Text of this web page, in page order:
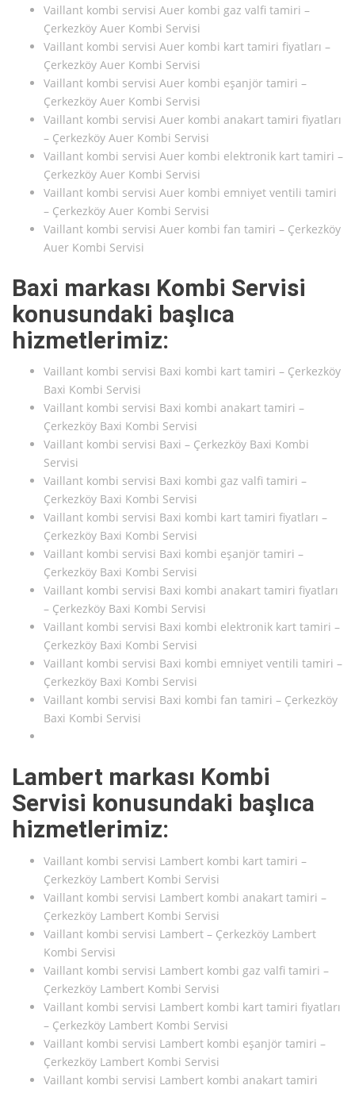
Vaillant kombi servisi Auer kombi gaz valfi tamiri –
Çerkezköy Auer Kombi Servisi
Vaillant kombi servisi Auer kombi kart tamiri fiyatları –
Çerkezköy Auer Kombi Servisi
Vaillant kombi servisi Auer kombi eşanjör tamiri –
Çerkezköy Auer Kombi Servisi
Vaillant kombi servisi Auer kombi anakart tamiri fiyatları
– Çerkezköy Auer Kombi Servisi
Vaillant kombi servisi Auer kombi elektronik kart tamiri –
Çerkezköy Auer Kombi Servisi
Vaillant kombi servisi Auer kombi emniyet ventili tamiri
– Çerkezköy Auer Kombi Servisi
Vaillant kombi servisi Auer kombi fan tamiri – Çerkezköy
Auer Kombi Servisi
Baxi markası Kombi Servisi
konusundaki başlıca
hizmetlerimiz:
Vaillant kombi servisi Baxi kombi kart tamiri – Çerkezköy
Baxi Kombi Servisi
Vaillant kombi servisi Baxi kombi anakart tamiri –
Çerkezköy Baxi Kombi Servisi
Vaillant kombi servisi Baxi – Çerkezköy Baxi Kombi
Servisi
Vaillant kombi servisi Baxi kombi gaz valfi tamiri –
Çerkezköy Baxi Kombi Servisi
Vaillant kombi servisi Baxi kombi kart tamiri fiyatları –
Çerkezköy Baxi Kombi Servisi
Vaillant kombi servisi Baxi kombi eşanjör tamiri –
Çerkezköy Baxi Kombi Servisi
Vaillant kombi servisi Baxi kombi anakart tamiri fiyatları
– Çerkezköy Baxi Kombi Servisi
Vaillant kombi servisi Baxi kombi elektronik kart tamiri –
Çerkezköy Baxi Kombi Servisi
Vaillant kombi servisi Baxi kombi emniyet ventili tamiri –
Çerkezköy Baxi Kombi Servisi
Vaillant kombi servisi Baxi kombi fan tamiri – Çerkezköy
Baxi Kombi Servisi
Lambert markası Kombi
Servisi konusundaki başlıca
hizmetlerimiz:
Vaillant kombi servisi Lambert kombi kart tamiri –
Çerkezköy Lambert Kombi Servisi
Vaillant kombi servisi Lambert kombi anakart tamiri –
Çerkezköy Lambert Kombi Servisi
Vaillant kombi servisi Lambert – Çerkezköy Lambert
Kombi Servisi
Vaillant kombi servisi Lambert kombi gaz valfi tamiri –
Çerkezköy Lambert Kombi Servisi
Vaillant kombi servisi Lambert kombi kart tamiri fiyatları
– Çerkezköy Lambert Kombi Servisi
Vaillant kombi servisi Lambert kombi eşanjör tamiri –
Çerkezköy Lambert Kombi Servisi
Vaillant kombi servisi Lambert kombi anakart tamiri